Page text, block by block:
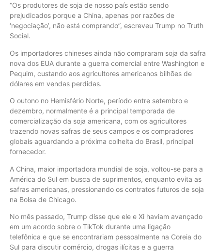
“Os produtores de soja de nosso país estão sendo
prejudicados porque a China, apenas por razões de
‘negociação’, não está comprando”, escreveu Trump no Truth
Social.
Os importadores chineses ainda não compraram soja da safra
nova dos EUA durante a guerra comercial entre Washington e
Pequim, custando aos agricultores americanos bilhões de
dólares em vendas perdidas.
O outono no Hemisfério Norte, período entre setembro e
dezembro, normalmente é a principal temporada de
comercialização da soja americana, com os agricultores
trazendo novas safras de seus campos e os compradores
globais aguardando a próxima colheita do Brasil, principal
fornecedor.
A China, maior importadora mundial de soja, voltou-se para a
América do Sul em busca de suprimentos, enquanto evita as
safras americanas, pressionando os contratos futuros de soja
na Bolsa de Chicago.
No mês passado, Trump disse que ele e Xi haviam avançado
em um acordo sobre o TikTok durante uma ligação
telefônica e que se encontrariam pessoalmente na Coreia do
Sul para discutir comércio, drogas ilícitas e a guerra